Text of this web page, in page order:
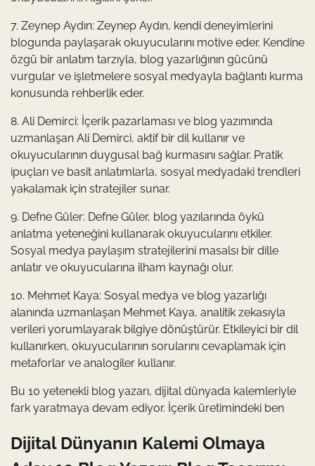
7. Zeynep Aydın: Zeynep Aydın, kendi deneyimlerini
blogunda paylaşarak okuyucularını motive eder. Kendine
özgü bir anlatım tarzıyla, blog yazarlığının gücünü
vurgular ve işletmelere sosyal medyayla bağlantı kurma
konusunda rehberlik eder.
8. Ali Demirci: İçerik pazarlaması ve blog yazımında
uzmanlaşan Ali Demirci, aktif bir dil kullanır ve
okuyucularının duygusal bağ kurmasını sağlar. Pratik
ipuçları ve basit anlatımlarla, sosyal medyadaki trendleri
yakalamak için stratejiler sunar.
9. Defne Güler: Defne Güler, blog yazılarında öykü
anlatma yeteneğini kullanarak okuyucularını etkiler.
Sosyal medya paylaşım stratejilerini masalsı bir dille
anlatır ve okuyucularına ilham kaynağı olur.
10. Mehmet Kaya: Sosyal medya ve blog yazarlığı
alanında uzmanlaşan Mehmet Kaya, analitik zekasıyla
verileri yorumlayarak bilgiye dönüştürür. Etkileyici bir dil
kullanırken, okuyucularının sorularını cevaplamak için
metaforlar ve analogiler kullanır.
Bu 10 yetenekli blog yazarı, dijital dünyada kalemleriyle
fark yaratmaya devam ediyor. İçerik üretimindeki ben
Dijital Dünyanın Kalemi Olmaya